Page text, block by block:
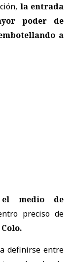
la entrada
poder de
a
medio de
preciso de
definirse entre